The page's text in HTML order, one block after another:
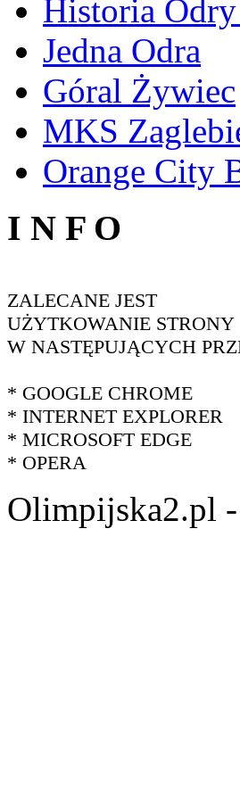
Historia
Jedna Odra
Góral Żywiec
MKS
Orange City
I N F O
ZALECANE JEST
UŻYTKOWANIE STRONY
W NASTĘPUJĄCYCH
* GOOGLE CHROME
* INTERNET EXPLORER
* MICROSOFT EDGE
* OPERA
Olimpijska2.pl